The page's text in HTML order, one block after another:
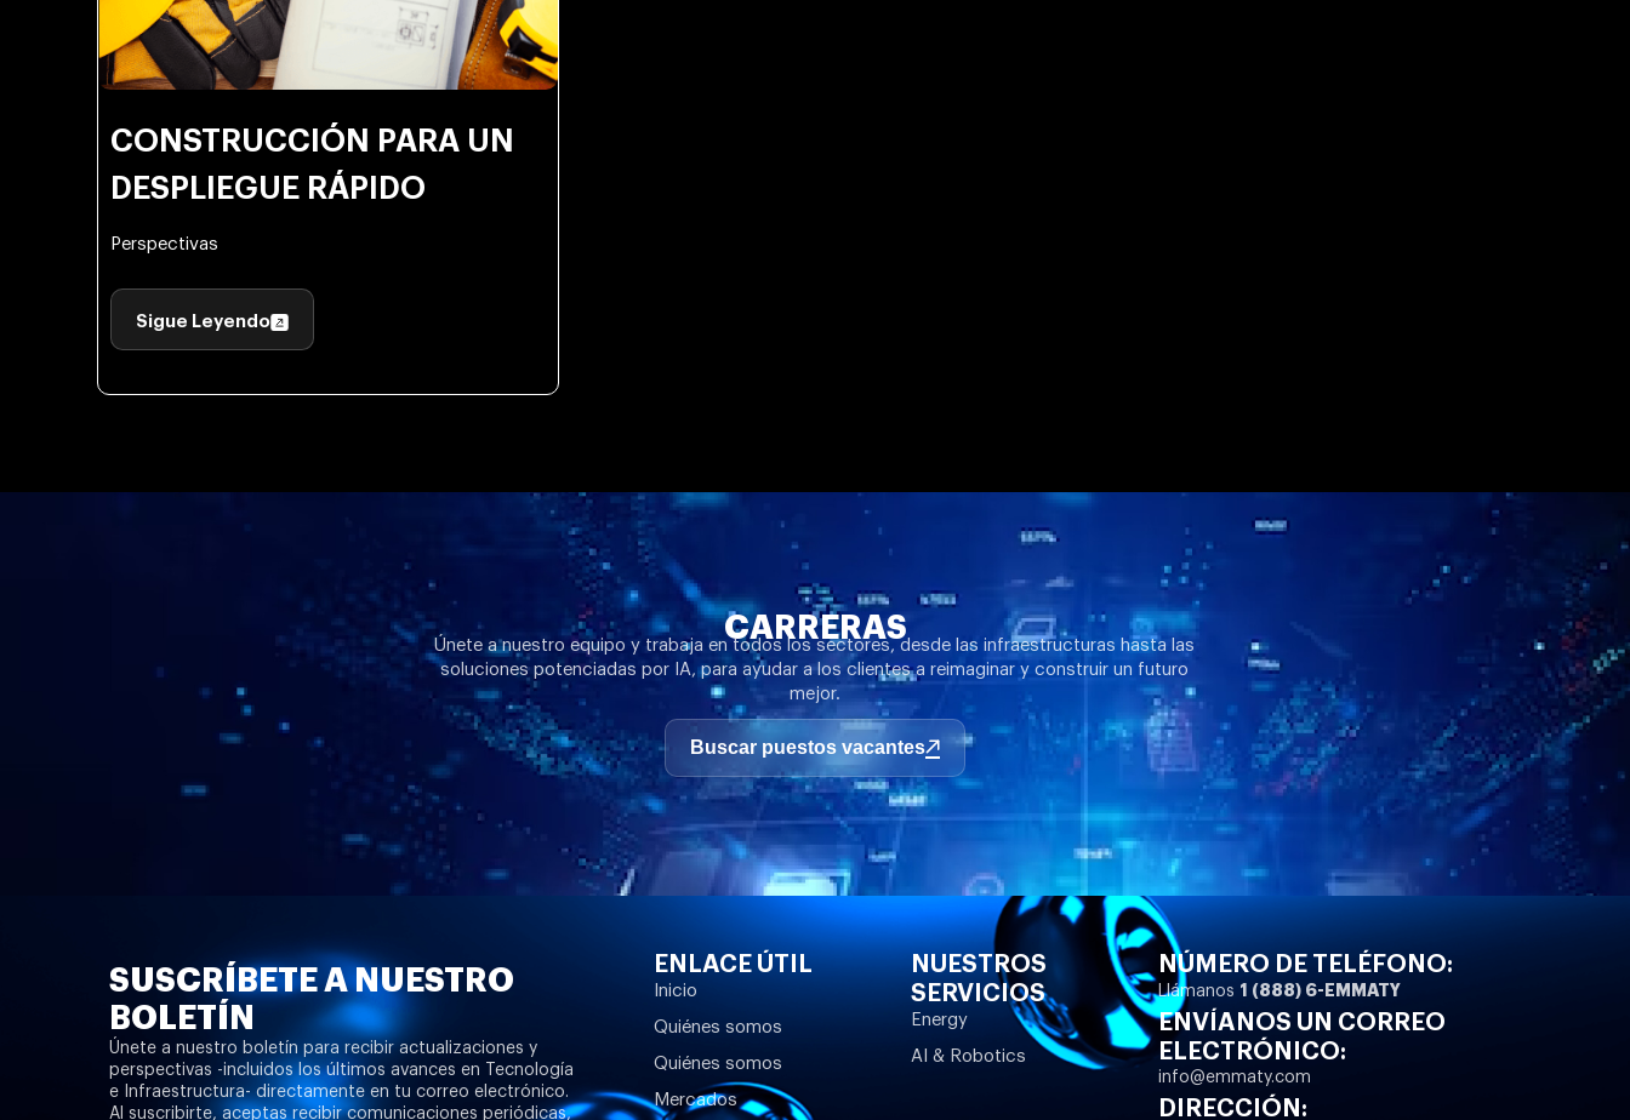
CONSTRUCCIÓN PARA UN
DESPLIEGUE RÁPIDO
Perspectivas
Sigue Leyendo
CARRERAS
Únete a nuestro equipo y trabaja en todos los sectores, desde las infraestructuras hasta las
soluciones potenciadas por IA, para ayudar a los clientes a reimaginar y construir un futuro
mejor.
Buscar puestos vacantes
SUSCRÍBETE A NUESTRO
BOLETÍN
Únete a nuestro boletín para recibir actualizaciones y
perspectivas -incluidos los últimos avances en Tecnología
e Infraestructura- directamente en tu correo electrónico.
Al suscribirte, aceptas recibir comunicaciones periódicas,
ENLACE ÚTIL
Inicio
Quiénes somos
Quiénes somos
Mercados
NUESTROS
SERVICIOS
Energy
AI & Robotics
NÚMERO DE TELÉFONO:
Llámanos 1 (888) 6-EMMATY
ENVÍANOS UN CORREO
ELECTRÓNICO:
info@emmaty.com
DIRECCIÓN: